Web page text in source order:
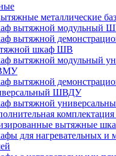
металлические
вытяжной модульный
вытяжной
шкаф ШВ
вытяжной модульный
вытяжной
ШВДУ
вытяжной
вытяжные
для нагревательных и